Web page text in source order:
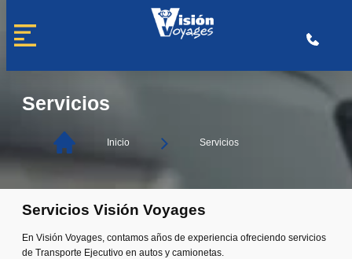
al
contenido
Servicios
Inicio Servicios
Servicios Visión Voyages
En Visión Voyages, contamos años de experiencia ofreciendo servicios
de Transporte Ejecutivo en autos y camionetas.